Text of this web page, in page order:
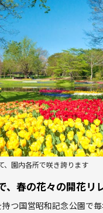
、園内各所で咲き誇ります
、春の花々の開花リ
つ国営昭和記念公園で